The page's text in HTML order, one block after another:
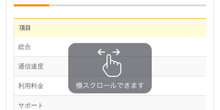
項目
総合
通信速度
利用料金
サポート